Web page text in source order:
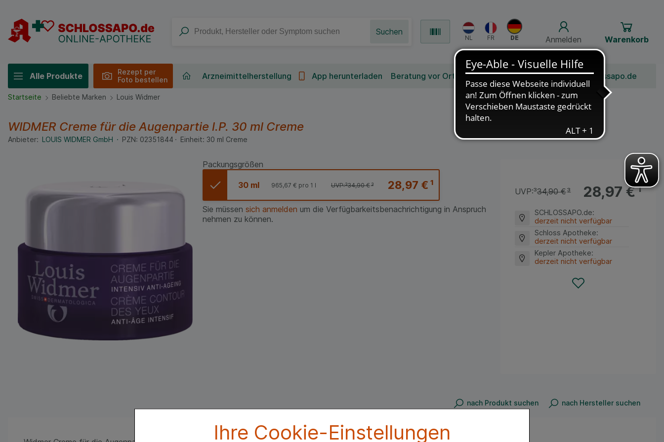
Ihre Cookie-Einstellungen
Anmelden Warenkorb
Suchen
Alle Produkte
Rezept per
Foto bestellen
Arzneimittelherstellung App herunterladen Beratung vor Ort Bonusprogramm Jobs Über Schlossapo.de
Startseite Beliebte Marken Louis Widmer
WIDMER Creme für die Augenpartie l.P. 30 ml Creme
Anbieter: LOUIS WIDMER GmbH PZN: 02351844 Einheit: 30 ml Creme
Packungsgrößen
30 ml 28,97 €¹
UVP:³34,90 €³
965,67 € pro 1 l
Sie müssen sich anmelden um die Verfügbarkeitsbenachrichtigung in Anspruch
nehmen zu können.
28,97 €¹
UVP:³34,90 €³
SCHLOSSAPO.de:
derzeit nicht verfügbar
Schloss Apotheke:
derzeit nicht verfügbar
Kepler Apotheke:
derzeit nicht verfügbar
nach Produkt suchen nach Hersteller suchen